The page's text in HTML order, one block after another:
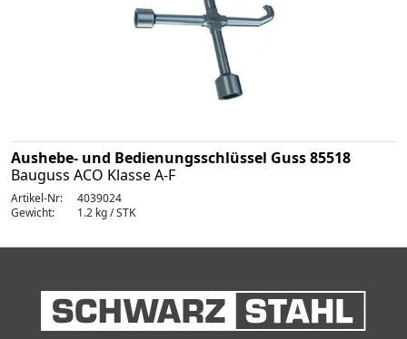
Aushebe- und Bedienungsschlüssel Guss 85518
Bauguss ACO Klasse A-F
Artikel-Nr:
4039024
Gewicht:
1.2 kg / STK